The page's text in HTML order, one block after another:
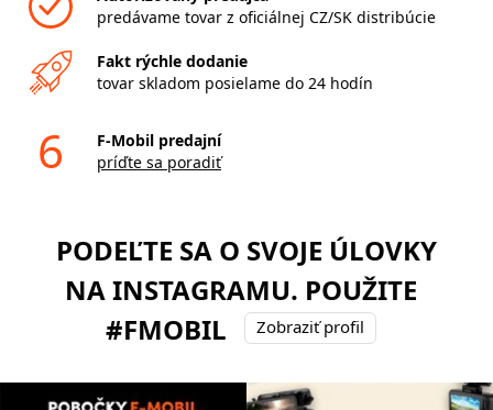
predávame tovar z oficiálnej CZ/SK distribúcie
Fakt rýchle dodanie
tovar skladom posielame do 24 hodín
6
F-Mobil predajní
príďte sa poradiť
PODEĽTE SA O SVOJE ÚLOVKY
NA INSTAGRAMU. POUŽITE
#FMOBIL
Zobraziť profil